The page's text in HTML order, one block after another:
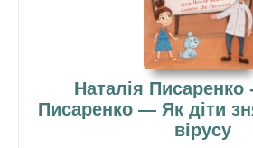
Наталія Писаренко
Писаренко — Як діти
вірусу